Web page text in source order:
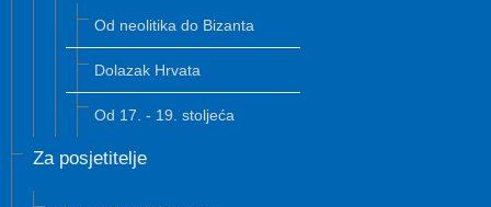
Od neolitika do Bizanta
Dolazak Hrvata
Od 17. - 19. stoljeća
Za posjetitelje